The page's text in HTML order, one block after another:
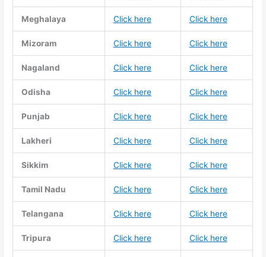
Meghalaya Click here Click here
Mizoram Click here Click here
Nagaland Click here Click here
Odisha Click here Click here
Punjab Click here Click here
Lakheri Click here Click here
Sikkim Click here Click here
Tamil Nadu Click here Click here
Telangana Click here Click here
Tripura Click here Click here